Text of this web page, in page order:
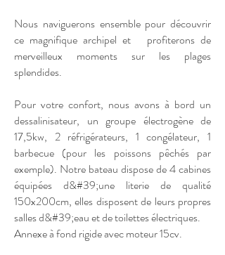
Nous naviguerons ensemble pour découvrir
ce magnifique archipel et profiterons de
merveilleux moments sur les plages
splendides.
Pour votre confort, nous avons à bord un
dessalinisateur, un groupe électrogène de
17,5kw, 2 réfrigérateurs, 1 congélateur, 1
barbecue (pour les poissons pêchés par
exemple). Notre bateau dispose de 4 cabines
équipées d&#39;une literie de qualité
150x200cm, elles disposent de leurs propres
salles d&#39;eau et de toilettes électriques.
Annexe à fond rigide avec moteur 15cv.